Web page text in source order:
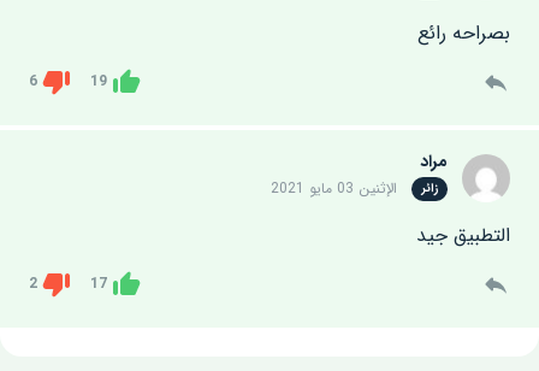
بصراحه رائع
19
6
Dislike
مراد
زائر الإثنين 03 مايو 2021
التطبيق جيد
17
2
Dislike